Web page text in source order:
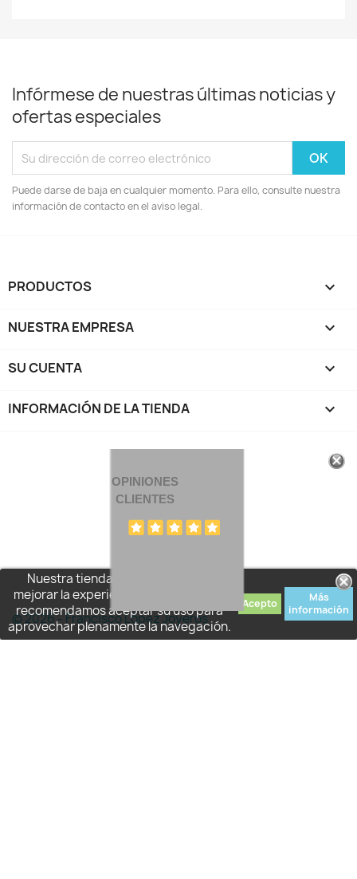
Nuestra tienda usa cookies para
mejorar la experiencia de usuario y le
recomendamos aceptar su uso para
aprovechar plenamente la navegación.
Acepto
Más
información
Infórmese de nuestras últimas noticias y
ofertas especiales
Puede darse de baja en cualquier momento. Para ello, consulte nuestra
información de contacto en el aviso legal.
PRODUCTOS 
NUESTRA EMPRESA 
SU CUENTA 
INFORMACIÓN DE LA TIENDA keyboard_arrow_down
OPINIONES
CLIENTES
© 2026 - Francisco López Joyeros